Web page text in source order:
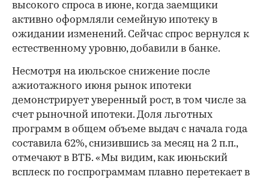
высокого спроса в июне, когда заемщики
активно оформляли семейную ипотеку в
ожидании изменений. Сейчас спрос вернулся к
естественному уровню, добавили в банке.
Несмотря на июльское снижение после
ажиотажного июня рынок ипотеки
демонстрирует уверенный рост, в том числе за
счет рыночной ипотеки. Доля льготных
программ в общем объеме выдач с начала года
составила 62%, снизившись за месяц на 2 п.п.,
отмечают в ВТБ. «Мы видим, как июньский
всплеск по госпрограммам плавно перетекает в